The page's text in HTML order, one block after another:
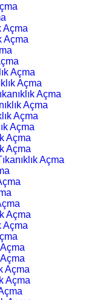
Açma
Açma
Açma
Açma
Açma
Açma
Açma
Açma
Açma
Açma
Açma
Açma
Açma
Açma
Açma